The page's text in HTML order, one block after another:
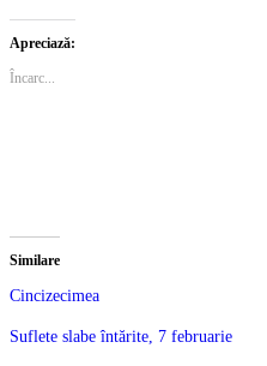
Apreciază:
Încarc...
Similare
Cincizecimea
Suflete slabe întărite, 7 februarie